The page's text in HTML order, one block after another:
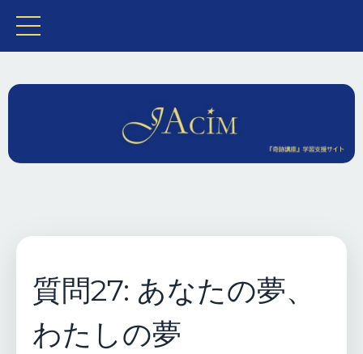
質問27: あなたの夢、
わたしの夢